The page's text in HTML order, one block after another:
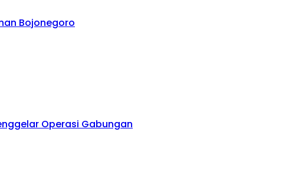
Bojonegoro
Operasi Gabungan